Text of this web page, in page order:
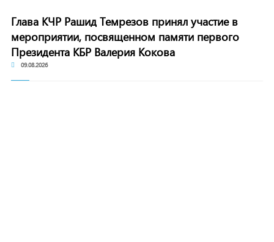
Глава КЧР Рашид Темрезов принял участие в
мероприятии, посвященном памяти первого
Президента КБР Валерия Кокова
09.08.2026